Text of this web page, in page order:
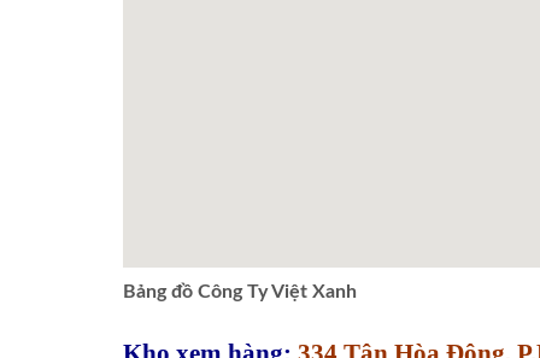
Bảng đồ Công Ty Việt Xanh